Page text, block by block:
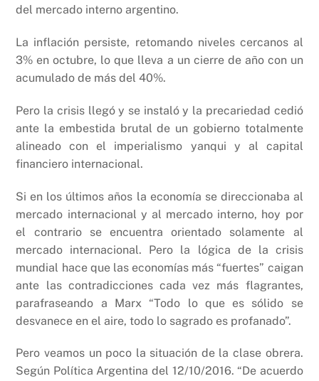
del mercado interno argentino.
La inflación persiste, retomando niveles cercanos al
3% en octubre, lo que lleva a un cierre de año con un
acumulado de más del 40%.
Pero la crisis llegó y se instaló y la precariedad cedió
ante la embestida brutal de un gobierno totalmente
alineado con el imperialismo yanqui y al capital
financiero internacional.
Si en los últimos años la economía se direccionaba al
mercado internacional y al mercado interno, hoy por
el contrario se encuentra orientado solamente al
mercado internacional. Pero la lógica de la crisis
mundial hace que las economías más “fuertes” caigan
ante las contradicciones cada vez más flagrantes,
parafraseando a Marx “Todo lo que es sólido se
desvanece en el aire, todo lo sagrado es profanado”.
Pero veamos un poco la situación de la clase obrera.
Según Política Argentina del 12/10/2016. “De acuerdo